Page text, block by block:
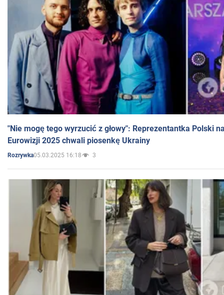
"Nie mogę tego wyrzucić z głowy": Reprezentantka Polski
Eurowizji 2025 chwali piosenkę Ukrainy
Rozrywka05.03.2025 16:18 3